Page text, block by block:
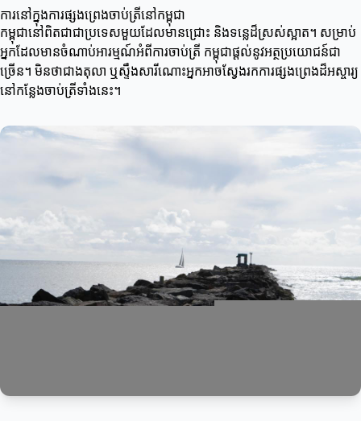
ការនៅក្នុងការផ្សងព្រេងចាប់ត្រីនៅកម្ពុជា
កម្ពុជានៅពិតជា​ជាប្រទេសមួយដែលមានជ្រោះ និងទន្លេដ៏ស្រស់ស្អាត។ សម្រាប់
អ្នកដែលមានចំណាប់អារម្មណ៍អំពីការចាប់ត្រី កម្ពុជា​ផ្តល់នូវអត្ថប្រយោជន៍ជា
ច្រើន។ មិនថាជាងតុលា ឬស្ទឹងសារីណោះអ្នកអាចស្វែងរកការផ្សងព្រេងដ៏អស្ចារ្យ
នៅកន្លែងចាប់ត្រីទាំងនេះ។